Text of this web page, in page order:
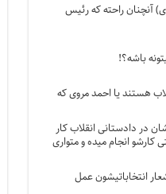
آنچنان راحته که رئیس
باشه؟!
هستند یا احمد مروی که
در دادستانی انقلاب کار
انجام میده و متواری
انتخاباتیشون عمل